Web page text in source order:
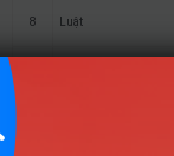
8 Luật